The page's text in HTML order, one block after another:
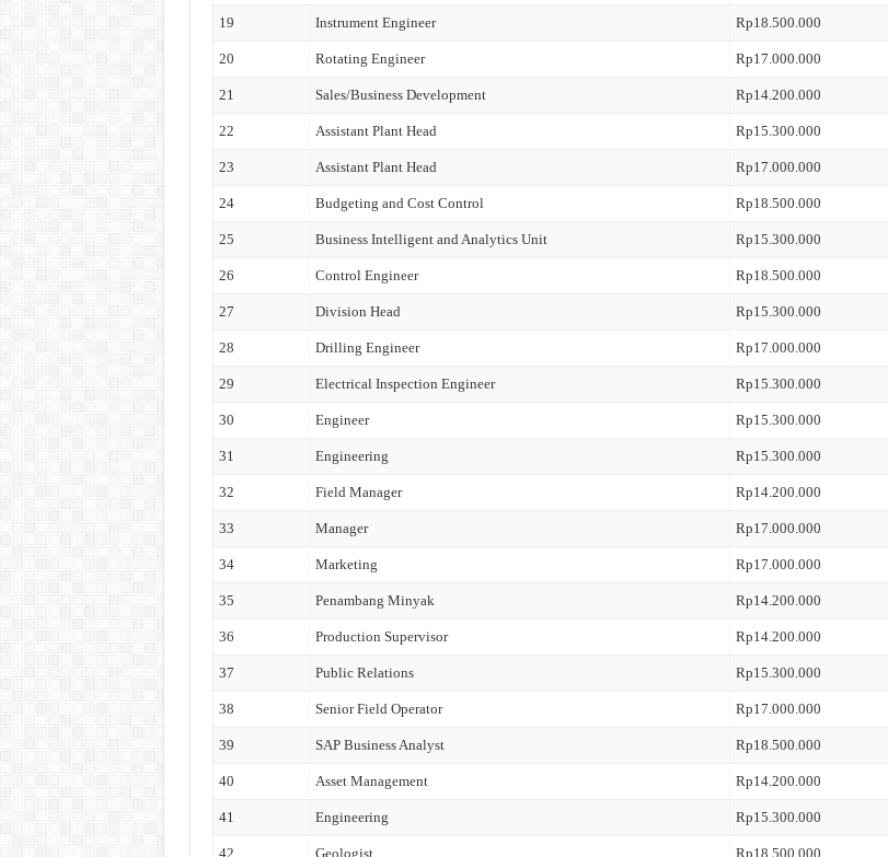
19 Instrument Engineer Rp18.500.000
20 Rotating Engineer Rp17.000.000
21 Sales/Business Development Rp14.200.000
22 Assistant Plant Head Rp15.300.000
23 Assistant Plant Head Rp17.000.000
24 Budgeting and Cost Control Rp18.500.000
25 Business Intelligent and Analytics Unit Rp15.300.000
26 Control Engineer Rp18.500.000
27 Division Head Rp15.300.000
28 Drilling Engineer Rp17.000.000
29 Electrical Inspection Engineer Rp15.300.000
30 Engineer Rp15.300.000
31 Engineering Rp15.300.000
32 Field Manager Rp14.200.000
33 Manager Rp17.000.000
34 Marketing Rp17.000.000
35 Penambang Minyak Rp14.200.000
36 Production Supervisor Rp14.200.000
37 Public Relations Rp15.300.000
38 Senior Field Operator Rp17.000.000
39 SAP Business Analyst Rp18.500.000
40 Asset Management Rp14.200.000
41 Engineering Rp15.300.000
42 Geologist Rp18.500.000